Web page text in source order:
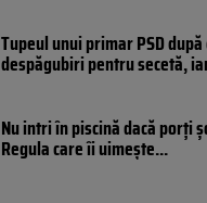
Tupeul unui primar PSD
despăgubiri pentru secetă,
Nu intri în piscină dacă porți
Regula care îi uimește...